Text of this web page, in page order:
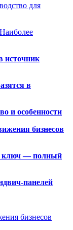
для
источник
в
и особенности
бизнесов
ключ — полный
панелей
бизнесов